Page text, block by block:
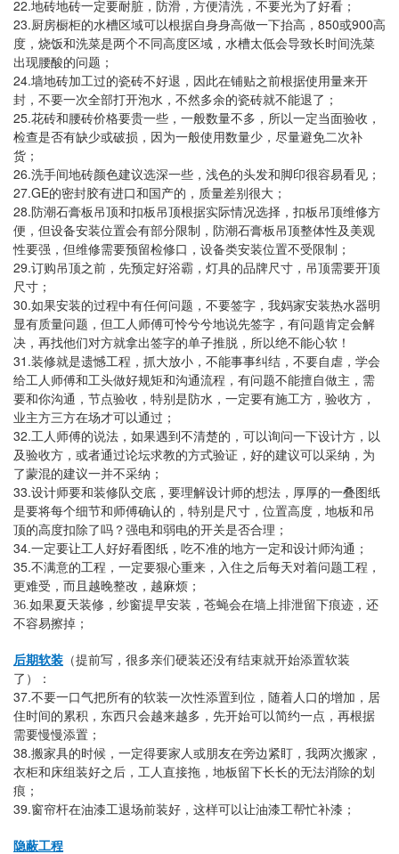
22.地砖地砖一定要耐脏，防滑，方便清洗，不要光为了好看；
23.厨房橱柜的水槽区域可以根据自身身高做一下抬高， 850或900高
度，烧饭和洗菜是两个不同高度区域，水槽太低会导致长时间洗菜
出现腰酸的问题；
24.墙地砖加工过的瓷砖不好退，因此在铺贴之前根据使用量来开
封，不要一次全部打开泡水，不然多余的瓷砖就不能退了；
25.花砖和腰砖价格要贵一些，一般数量不多，所以一定当面验收，
检查是否有缺少或破损，因为一般使用数量少，尽量避免二次补
货；
26.洗手间地砖颜色建议选深一些，浅色的头发和脚印很容易看见；
27.GE的密封胶有进口和国产的，质量差别很大；
28. 防潮石膏板吊顶和扣板吊顶根据实际情况选择，扣板吊顶维修方
便，但设备安装位置会有部分限制，防潮石膏板吊顶整体性及美观
性要强，但维修需要预留检修口，设备类安装位置不受限制；
29.订购吊顶之前，先预定好浴霸，灯具的品牌尺寸，吊顶需要开顶
尺寸；
30.如果安装的过程中有任何问题，不要签字，我妈家安装热水器明
显有质量问题，但工人师傅可怜兮兮地说先签字，有问题肯定会解
决，再找他们对方就拿出签字的单子推脱，所以绝不能心软！
31.装修就是遗憾工程，抓大放小，不能事事纠结，不要自虐，学会
给工人师傅和工头做好规矩和沟通流程，有问题不能擅自做主，需
要和你沟通，节点验收，特别是防水，一定要有施工方，验收方，
业主方三方在场才可以通过；
32.工人师傅的说法，如果遇到不清楚的，可以询问一下设计方，以
及验收方，或者通过论坛求教的方式验证，好的建议可以采纳，为
了蒙混的建议一并不采纳；
33.设计师要和装修队交底，要理解设计师的想法，厚厚的一叠图纸
是要将每个细节和师傅确认的，特别是尺寸，位置高度，地板和吊
顶的高度扣除了吗？强电和弱电的开关是否合理；
34.一定要让工人好好看图纸，吃不准的地方一定和设计师沟通；
35.不满意的工程，一定要狠心重来，入住之后每天对着问题工程，
更难受，而且越晚整改，越麻烦；
36.如果夏天装修，纱窗提早安装，苍蝇会在墙上排泄留下痕迹，还
不容易擦掉；
后期软装 （提前写，很多亲们硬装还没有结束就开始添置软装
了）：
37.不要一口气把所有的软装一次性添置到位，随着人口的增加，居
住时间的累积，东西只会越来越多，先开始可以简约一点，再根据
需要慢慢添置；
38.搬家具的时候，一定得要家人或朋友在旁边紧盯，我两次搬家，
衣柜和床组装好之后，工人直接拖，地板留下长长的无法消除的划
痕；
39.窗帘杆在油漆工退场前装好，这样可以让油漆工帮忙补漆；
隐蔽工程